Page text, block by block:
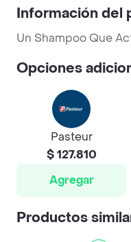
Información del
Un Shampoo Que
Opciones
Pasteur
$ 127.810
Agregar
Productos